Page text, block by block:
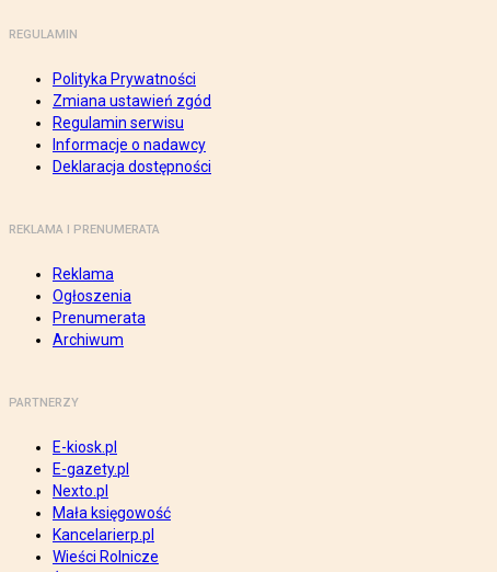
REGULAMIN
Polityka Prywatności
Zmiana ustawień zgód
Regulamin serwisu
Informacje o nadawcy
Deklaracja dostępności
REKLAMA I PRENUMERATA
Reklama
Ogłoszenia
Prenumerata
Archiwum
PARTNERZY
E-kiosk.pl
E-gazety.pl
Nexto.pl
Mała księgowość
Kancelarierp.pl
Wieści Rolnicze